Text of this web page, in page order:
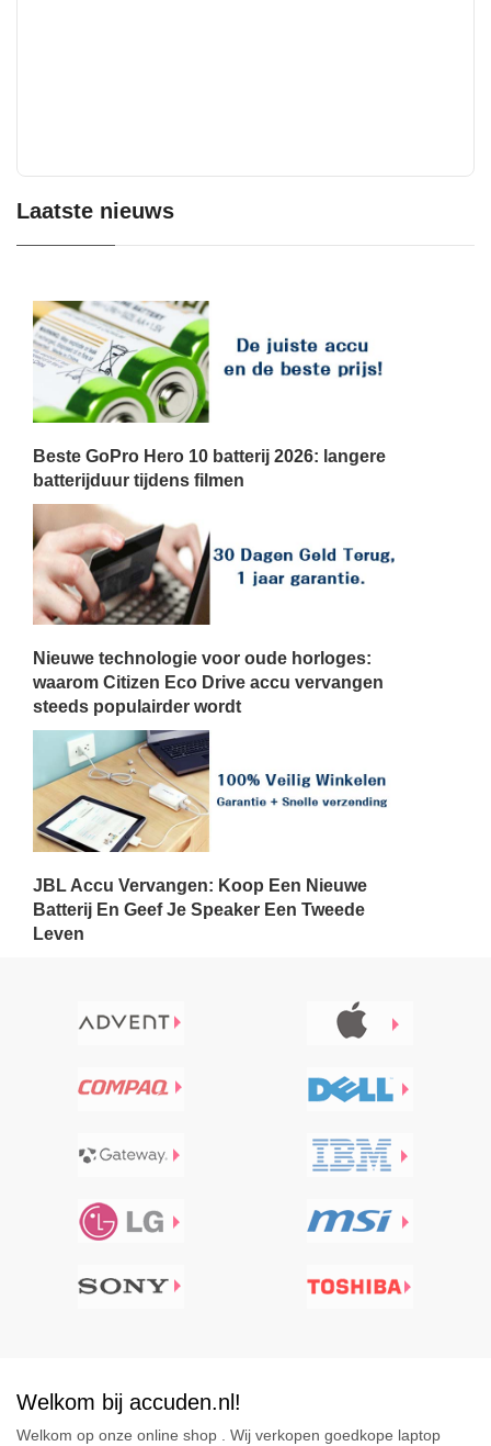
Laatste nieuws
Beste GoPro Hero 10 batterij 2026: langere
batterijduur tijdens filmen
Nieuwe technologie voor oude horloges:
waarom Citizen Eco Drive accu vervangen
steeds populairder wordt
JBL Accu Vervangen: Koop Een Nieuwe
Batterij En Geef Je Speaker Een Tweede
Leven
Welkom bij accuden.nl!
Welkom op onze online shop . Wij verkopen goedkope laptop